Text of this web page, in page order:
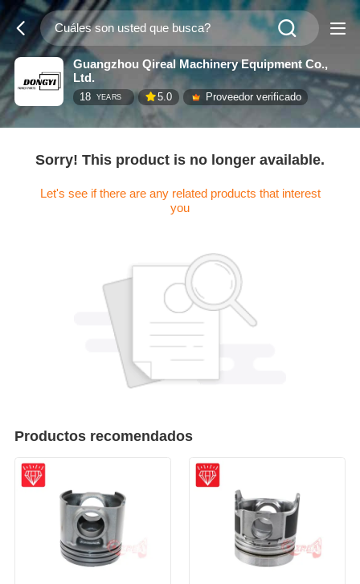
Guangzhou Qireal Machinery Equipment Co.,
Ltd.
18 YEARS 5.0 Proveedor verificado
Sorry! This product is no longer available.
Let's see if there are any related products that interest
you
Productos recomendados